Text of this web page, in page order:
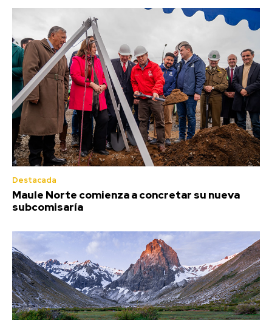
Destacada
Maule Norte comienza a concretar su nueva
subcomisaría